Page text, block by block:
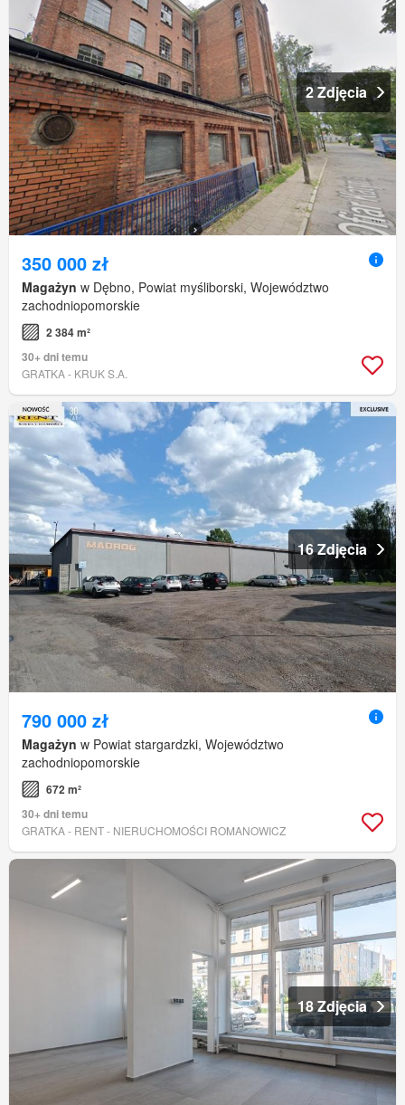
2 Zdjęcia
350 000 zł
Magażyn w Dębno, Powiat myśliborski, Województwo
zachodniopomorskie
2 384 m²
30+ dni temu
GRATKA - KRUK S.A.
16 Zdjęcia
790 000 zł
Magażyn w Powiat stargardzki, Województwo
zachodniopomorskie
672 m²
30+ dni temu
GRATKA - RENT - NIERUCHOMOŚCI ROMANOWICZ
18 Zdjęcia